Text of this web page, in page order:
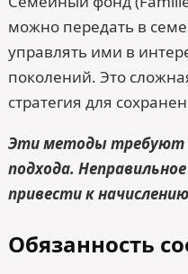
можно передать в
управлять ими в
поколений. Это
стратегия для
Эти методы требуют
подхода.
привести к
Обязанность